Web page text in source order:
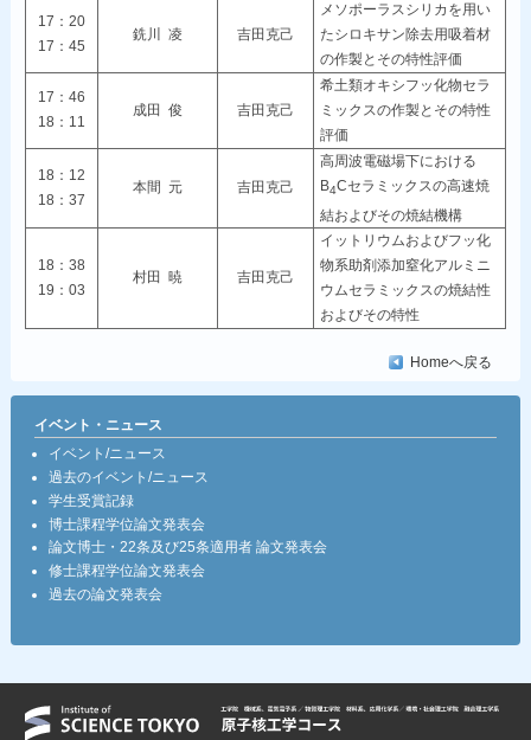
17：20
17：45
銑川 凌 吉田克己
メソポーラスシリカを用い
たシロキサン除去用吸着材
の作製とその特性評価
17：46
18：11
成田 俊 吉田克己
希土類オキシフッ化物セラ
ミックスの作製とその特性
評価
18：12
18：37
本間 元 吉田克己
高周波電磁場下における
B4Cセラミックスの高速焼
結およびその焼結機構
18：38
19：03
村田 暁 吉田克己
イットリウムおよびフッ化
物系助剤添加窒化アルミニ
ウムセラミックスの焼結性
およびその特性
Homeへ戻る
イベント・ニュース
イベント/ニュース
過去のイベント/ニュース
学生受賞記録
博士課程学位論文発表会
論文博士・22条及び25条適用者 論文発表会
修士課程学位論文発表会
過去の論文発表会